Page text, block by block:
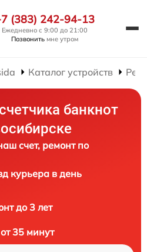
(383) 242-94-13
Ежедневно с 9:00 до 21:00
Позвонить мне утром
Каталог устройств
банкнот
счет, ремонт по
курьера в день
до 3 лет
35 минут